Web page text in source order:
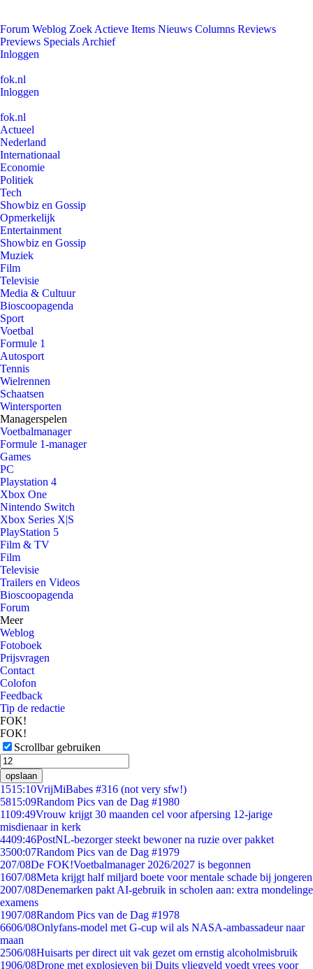
Forum Weblog Zoek Actieve Items Nieuws Columns Reviews
Previews Specials Archief
Inloggen
fok.nl
Inloggen
fok.nl
Actueel
Nederland
Internationaal
Economie
Politiek
Tech
Showbiz en Gossip
Opmerkelijk
Entertainment
Showbiz en Gossip
Muziek
Film
Televisie
Media & Cultuur
Bioscoopagenda
Sport
Voetbal
Formule 1
Autosport
Tennis
Wielrennen
Schaatsen
Wintersporten
Managerspelen
Voetbalmanager
Formule 1-manager
Games
PC
Playstation 4
Xbox One
Nintendo Switch
Xbox Series X|S
PlayStation 5
Film & TV
Film
Televisie
Trailers en Videos
Bioscoopagenda
Forum
Meer
Weblog
Fotoboek
Prijsvragen
Contact
Colofon
Feedback
Tip de redactie
FOK!
FOK!
Scrollbar gebruiken
opslaan
1515:10VrijMiBabes #316 (not very sfw!)
5815:09Random Pics van de Dag #1980
1109:49Vrouw krijgt 30 maanden cel voor afpersing 12-jarige
misdienaar in kerk
4409:46PostNL-bezorger steekt bewoner na ruzie over pakket
3500:07Random Pics van de Dag #1979
207/08De FOK!Voetbalmanager 2026/2027 is begonnen
1607/08Meta krijgt half miljard boete voor mentale schade bij jongeren
2007/08Denemarken pakt AI-gebruik in scholen aan: extra mondelinge
examens
1907/08Random Pics van de Dag #1978
6606/08Onlyfans-model met G-cup wil als NASA-ambassadeur naar
maan
2506/08Huisarts per direct uit vak gezet om ernstig alcoholmisbruik
1906/08Drone met explosieven bij Duits vliegveld voedt vrees voor